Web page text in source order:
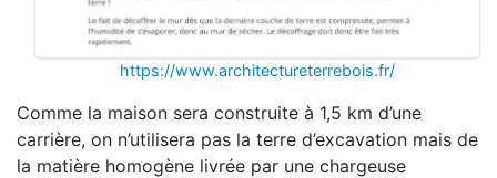
https://www.architectureterrebois.fr/
Comme la maison sera construite à 1,5 km d’une
carrière, on n’utilisera pas la terre d’excavation mais de
la matière homogène livrée par une chargeuse